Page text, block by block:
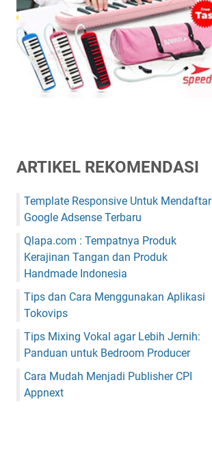
ARTIKEL REKOMENDASI
Template Responsive Untuk Mendaftar
Google Adsense Terbaru
Qlapa.com : Tempatnya Produk
Kerajinan Tangan dan Produk
Handmade Indonesia
Tips dan Cara Menggunakan Aplikasi
Tokovips
Tips Mixing Vokal agar Lebih Jernih:
Panduan untuk Bedroom Producer
Cara Mudah Menjadi Publisher CPI
Appnext